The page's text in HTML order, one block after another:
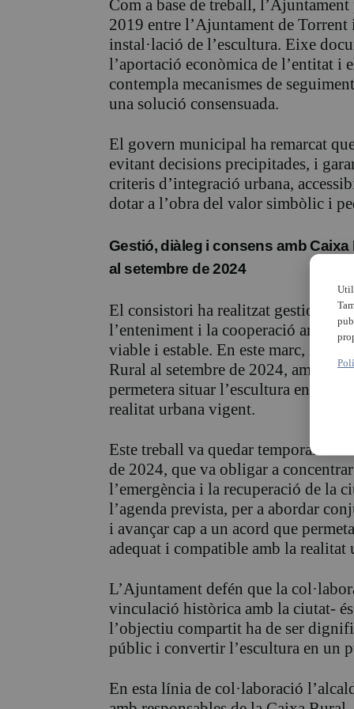
Com a base de treball,
2019 entre l’Ajuntament de
instal·lació de l’escultura. Eixe
l’aportació econòmica de l’entitat i
contempla mecanismes de
una solució consensuada.
El govern municipal ha remarcat
evitant decisions precipitades, i
criteris d’integració urbana,
dotar a l’obra del valor simbòlic i
Gestió, diàleg i consens amb
al setembre de 2024
El consistori ha realitzat gestions
l’enteniment i la cooperació amb
viable i estable. En este marc,
Rural al setembre de 2024, amb
permetera situar l’escultura en un
realitat urbana vigent.
Este treball va quedar
de 2024, que va obligar a
l’emergència i la recuperació de la
l’agenda prevista, per a abordar
i avançar cap a un acord que
adequat i compatible amb la realitat
L’Ajuntament defén que la
vinculació històrica amb la ciutat-
l’objectiu compartit ha de ser
públic i convertir l’escultura en un
En esta línia de col·laboració